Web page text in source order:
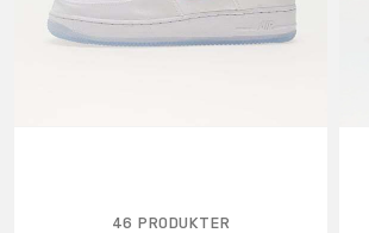
46 PRODUKTER